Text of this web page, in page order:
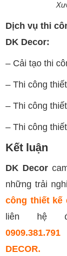
Dịch vụ thi
DK Decor:
– Cải tạo thi
– Thi công
– Thi công
– Thi công
Kết luận
DK Decor
những trải
công thiết kế
liên hệ
0909.381.791
DECOR.